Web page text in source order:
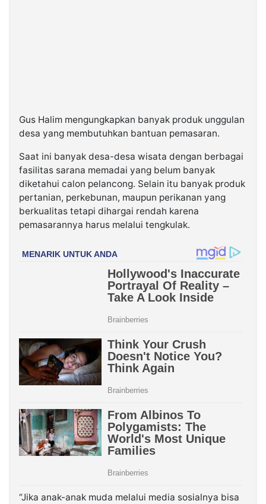
Gus Halim mengungkapkan banyak produk unggulan
desa yang membutuhkan bantuan pemasaran.
Saat ini banyak desa-desa wisata dengan berbagai
fasilitas sarana memadai yang belum banyak
diketahui calon pelancong. Selain itu banyak produk
pertanian, perkebunan, maupun perikanan yang
berkualitas tetapi dihargai rendah karena
pemasarannya harus melalui tengkulak.
“Jika anak-anak muda melalui media sosialnya bisa